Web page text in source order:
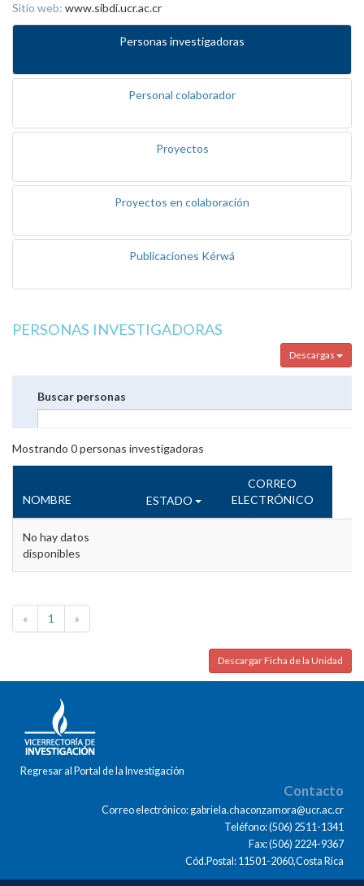
Sitio web: www.sibdi.ucr.ac.cr
Personas investigadoras
Personal colaborador
Proyectos
Proyectos en colaboración
Publicaciones Kérwá
PERSONAS INVESTIGADORAS
Descargas
Buscar personas
Mostrando 0personas investigadoras
NOMBRE ESTADO
CORREO
ELECTRÓNICO
No hay datos
disponibles
« 1 »
Descargar Ficha de la Unidad
Regresar al Portal de la Investigación
Contacto
Correo electrónico: gabriela.chaconzamora@ucr.ac.cr
Teléfono: (506) 2511-1341
Fax: (506) 2224-9367
Cód.Postal: 11501-2060,Costa Rica